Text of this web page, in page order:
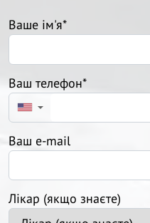
Ваше ім'я*
Ваш телефон*
▼
Ваш e-mail
Лікар (якщо знаєте)